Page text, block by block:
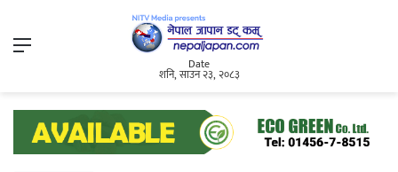
Menu
Date
शनि, साउन २३, २०८३